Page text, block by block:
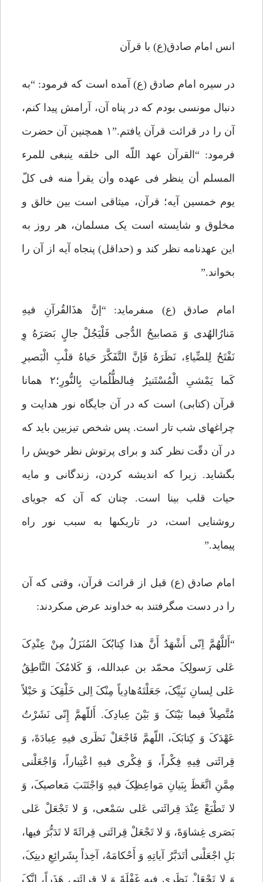
انس امام صادق(ع) با قرآن
در سیره امام صادق (ع) آمده است که فرمود: “به
دنبال مونسى بودم که در پناه آن، آرامش پیدا کنم،
آن را در قرائت قرآن یافتم.”۱ همچنین آن حضرت
فرمود: “القرآن عهد اللّه الى خلقه ینبغى للمرء
المسلم أن ینظر فى عهده وأن یقرأ منه فى کلّ
یوم خمسین آیه؛ قرآن، میثاقى است بین خالق و
مخلوق و شایسته است یک مسلمان، هر روز به
این عهدنامه نظر کند و (حداقل) پنجاه آیه از آن را
بخواند.”
امام صادق (ع) مى‏فرماید: “إنَّ هذَالقُرآنِ فیهِ
مَنارُالهُدى وَ مَصابیحُ الدُّجى فَلْیَجُلْ جالٍ بَصَرَهُ وِ
نَفْتَحُ لِلضِّیاءِ، نَظَرَهُ فَإنَّ التَّفَکَّرَ حَیاهُ قلْبِ الْبَصیرِ
کَما یَمْشىِ الْمُسْتَنیرُ فِى‏الظُّلُماتِ بِالنُّورِ؛۲ همانا
قرآن (کتابى) است که در آن جایگاه نور هدایت و
چراغ‏هاى شب تار است. پس شخص تیزبین باید که
در آن دقّت نظر کند و براى پرتوش نظر خویش را
بگشاید. زیرا که اندیشه کردن، زندگانى و مایه
حیات قلب بینا است. چنان که آن که جویاى
روشنایى است، در تاریکى‏ها به سبب نور راه
پیماید.”
امام صادق (ع) قبل از قرائت قرآن، وقتى که آن
را در دست مى‏گرفتند به خداوند عرض مى‏کردند:
“أَللَّهُمَّ اِنّى أَشْهَدُ أَنَّ هذا کِتابُکَ المُنَزَلُ مِنْ عِنْدِکَ
عَلى رَسولِکَ محمّد بن عبدالله، وَ کَلامُکَ النَّاطِقُ
عَلى لِسانِ نَبِیِّکَ، جَعَلْتَهُ‌هادِیاً مِنْکَ اِلى خَلْقِکَ وَ حَبْلاً
مُتَّصِلاً فیما بَیْنَکَ وَ بَیْنَ عِبادِکَ. أَللّهمَّ إِنّى نَشَرْتُ
عَهْدَکَ وَ کِتابَکَ، اللّهمَّ فَاجْعَلْ نَظَرى فیهِ عِبادَهً، وَ
قِرائَتى فِیهِ فِکْراً، وَ فِکْرى فیهِ اعْتِباراً، وَاجْعَلْنى
مِمَّنِ اتَّعَظَ بِبَیانِ مَواعِظِکَ فیهِ وَاجْتَنَبَ مَعاصیکَ، وَ
لا تَطْبَعْ عِنْدَ قِرائَتى عَلى سَمْعى، وَ لا تَجْعَلْ عَلى
بَصَرى غِشاوَهً، وَ لا تَجْعَلْ قِرائَتى قِرائَهً لا تَدَبُّرَ فیها،
بَلِ اجْعَلْنى أتَدَبَّرُ آیاتِهِ وَ أَحْکامَهُ، آخِذاً بِشَرائِعِ دینِکَ،
وَ لا تَجْعَلْ نَظَرى فیهِ غَفْلَهً وَ لا قِرائَتى هَذَراً، إِنَّکَ